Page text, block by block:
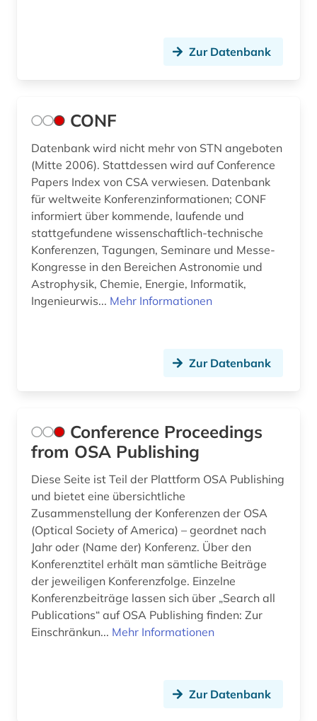
maschinenbau (15)
mathematik (3)
matlab (1)
maßsystem (1)
mediensysteme (1)
medizin (6)
meereskunde (2)
mems (1)
messtechnik (2)
metallischer werkstoff (1)
metallkunde (1)
metrologie (1)
meßtechnik (2)
Zur Datenbank
CONF
Datenbank wird nicht mehr von STN angeboten
(Mitte 2006). Stattdessen wird auf Conference
Papers Index von CSA verwiesen. Datenbank
für weltweite Konferenzinformationen; CONF
informiert über kommende, laufende und
stattgefundene wissenschaftlich-technische
Konferenzen, Tagungen, Seminare und Messe-
Kongresse in den Bereichen Astronomie und
Astrophysik, Chemie, Energie, Informatik,
Ingenieurwis... Mehr Informationen
Zur Datenbank
Conference Proceedings
from OSA Publishing
Diese Seite ist Teil der Plattform OSA Publishing
und bietet eine übersichtliche
Zusammenstellung der Konferenzen der OSA
(Optical Society of America) – geordnet nach
Jahr oder (Name der) Konferenz. Über den
Konferenztitel erhält man sämtliche Beiträge
der jeweiligen Konferenzfolge. Einzelne
Konferenzbeiträge lassen sich über „Search all
Publications“ auf OSA Publishing finden: Zur
Einschränkun... Mehr Informationen
Zur Datenbank